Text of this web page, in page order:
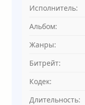
Исполнитель:
Альбом:
Жанры:
Битрейт:
Кодек:
Длительность: